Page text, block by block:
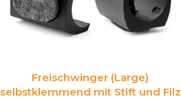
Freischwinger (Large)
selbstklemmend mit Stift und Filz